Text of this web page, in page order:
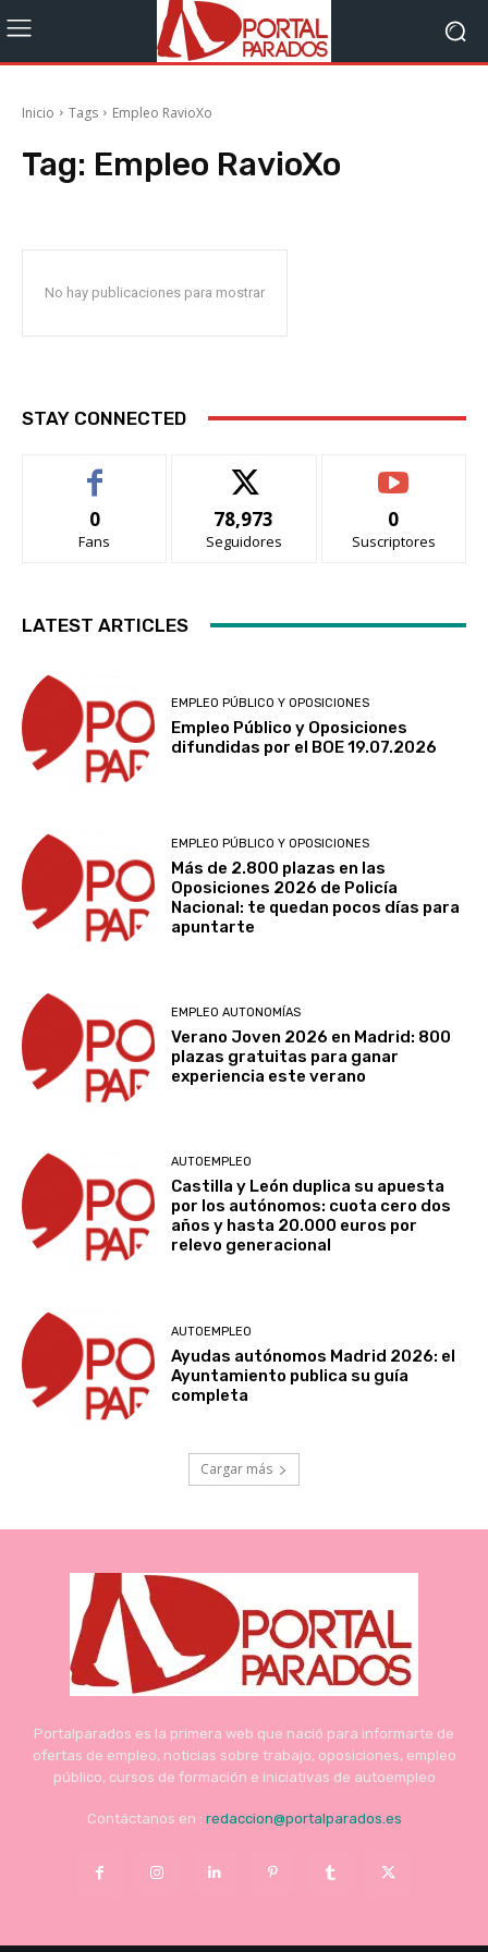
Inicio Tags Empleo RavioXo
Tag: Empleo RavioXo
No hay publicaciones para mostrar
STAY CONNECTED
0
Fans
78,973
Seguidores
0
Suscriptores
LATEST ARTICLES
EMPLEO PÚBLICO Y OPOSICIONES
Empleo Público y Oposiciones
difundidas por el BOE 19.07.2026
EMPLEO PÚBLICO Y OPOSICIONES
Más de 2.800 plazas en las
Oposiciones 2026 de Policía
Nacional: te quedan pocos días para
apuntarte
EMPLEO AUTONOMÍAS
Verano Joven 2026 en Madrid: 800
plazas gratuitas para ganar
experiencia este verano
AUTOEMPLEO
Castilla y León duplica su apuesta
por los autónomos: cuota cero dos
años y hasta 20.000 euros por
relevo generacional
AUTOEMPLEO
Ayudas autónomos Madrid 2026: el
Ayuntamiento publica su guía
completa
Cargar más
Portalparados es la primera web que nació para informarte de
ofertas de empleo, noticias sobre trabajo, oposiciones, empleo
público, cursos de formación e iniciativas de autoempleo
Contáctanos en : redaccion@portalparados.es